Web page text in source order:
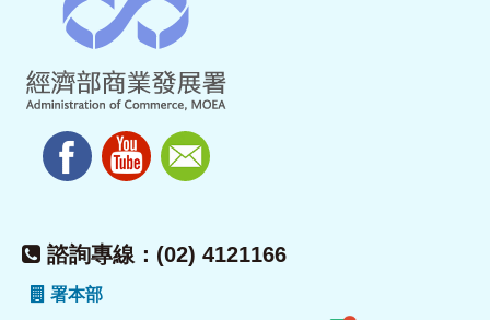
諮詢專線：(02) 4121166
署本部